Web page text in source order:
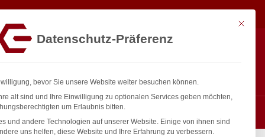
5,00€ exkl. MwSt. In den Warenkorb
Mit
Datenschutz-Präferenz
bevor Sie unsere Website weiter besuchen können.
alt sind und Ihre Einwilligung zu optionalen Services geben möchten,
um Erlaubnis bitten.
und andere Technologien auf unserer Website. Einige von ihnen sind
uns helfen, diese Website und Ihre Erfahrung zu verbessern.